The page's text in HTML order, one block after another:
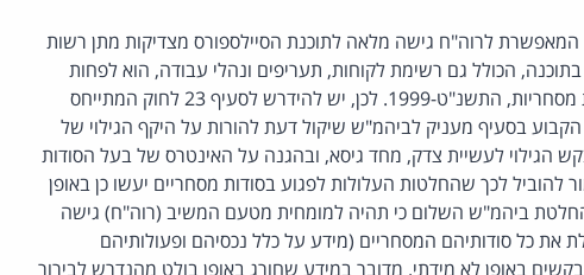
לרוה"ח גישה מלאה לתוכנת הסיילספורס מצדיקות מתן רשות
הכולל גם רשימת לקוחות, תעריפים ונהלי עבודה, הוא לפחות
בחלקו סוד מסחרי כהגדרתו בסעיף 5 לחוק עוולות מסחריות, התשנ"ט-1999. לכן, יש להידרש לסעיף 23 לחוק המתייחס
בסעיף מעניק לביהמ"ש שיקול דעת להורות על היקף הגילוי של
הגילוי לעשיית צדק, מחד גיסא, ובהגנה על האינטרס של בעל הסודות
להוביל לכך שהחלטות העלולות לפגוע בסודות מסחריים יעשו כן באופן
ביהמ"ש השלום כי תהיה למומחית מטעם המשיב (רוה"ח) גישה
את כל סודותיהם המסחריים (מידע על כלל נכסיהם ופעולותיהם
באופן לא מידתי. מדובר במידע שחורג באופן בולט מהנדרש לבירור